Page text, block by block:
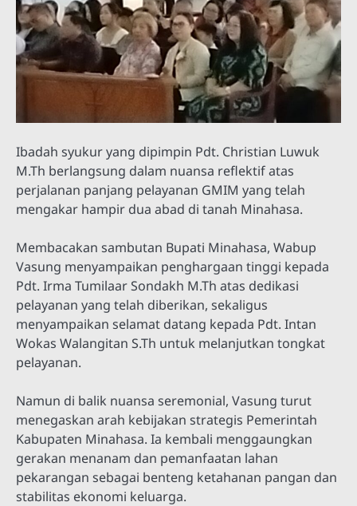
Ibadah syukur yang dipimpin Pdt. Christian Luwuk
M.Th berlangsung dalam nuansa reflektif atas
perjalanan panjang pelayanan GMIM yang telah
mengakar hampir dua abad di tanah Minahasa.
Membacakan sambutan Bupati Minahasa, Wabup
Vasung menyampaikan penghargaan tinggi kepada
Pdt. Irma Tumilaar Sondakh M.Th atas dedikasi
pelayanan yang telah diberikan, sekaligus
menyampaikan selamat datang kepada Pdt. Intan
Wokas Walangitan S.Th untuk melanjutkan tongkat
pelayanan.
Namun di balik nuansa seremonial, Vasung turut
menegaskan arah kebijakan strategis Pemerintah
Kabupaten Minahasa. Ia kembali menggaungkan
gerakan menanam dan pemanfaatan lahan
pekarangan sebagai benteng ketahanan pangan dan
stabilitas ekonomi keluarga.